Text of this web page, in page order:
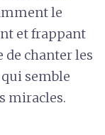
le
et frappant
de chanter les
qui semble
miracles.